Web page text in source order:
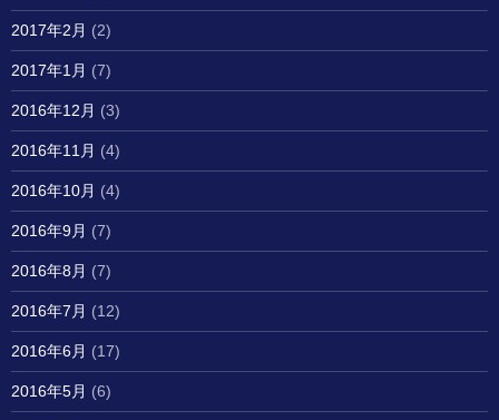
2017年2月 (2)
2017年1月 (7)
2016年12月 (3)
2016年11月 (4)
2016年10月 (4)
2016年9月 (7)
2016年8月 (7)
2016年7月 (12)
2016年6月 (17)
2016年5月 (6)